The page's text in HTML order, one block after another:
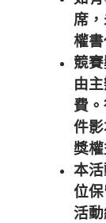
席
權
競
由
費
件
獎權
本
位
活